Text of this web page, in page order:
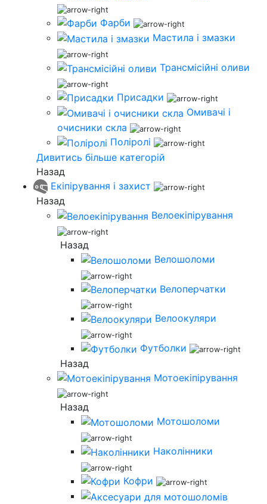
Фарби
Мастила і змазки
Трансмісійні оливи
Присадки
Омивачі і
очисники скла
Поліролі
Дивитись більше категорій
Назад
Екіпірування і захист
Назад
Велоекіпірування
Назад
Велошоломи
Велоперчатки
Велоокуляри
Футболки
Назад
Мотоекіпірування
Назад
Мотошоломи
Наколінники
Кофри